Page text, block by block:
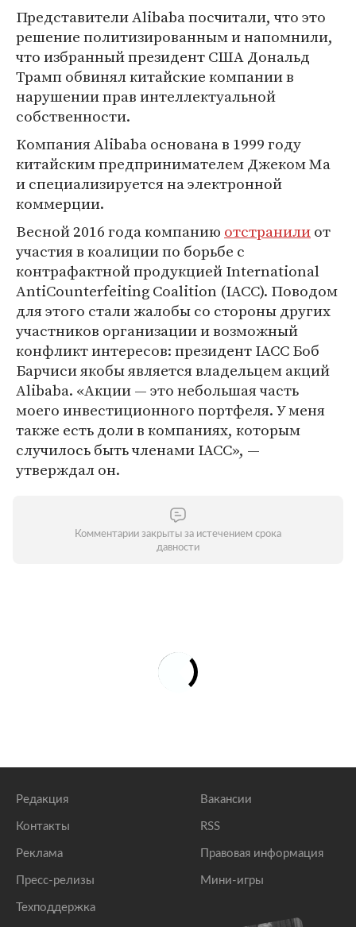
Представители Alibaba посчитали, что это
решение политизированным и напомнили,
что избранный президент США Дональд
Трамп обвинял китайские компании в
нарушении прав интеллектуальной
собственности.
Компания Alibaba основана в 1999 году
китайским предпринимателем Джеком Ма
и специализируется на электронной
коммерции.
Весной 2016 года компанию отстранилиот
участия в коалиции по борьбе с
контрафактной продукцией International
AntiCounterfeiting Coalition (IACC). Поводом
для этого стали жалобы со стороны других
участников организации и возможный
конфликт интересов: президент IACC Боб
Барчиси якобы является владельцем акций
Alibaba. «Акции — это небольшая часть
моего инвестиционного портфеля. У меня
также есть доли в компаниях, которым
случилось быть членами IACC», —
утверждал он.
Комментарии закрыты за истечением срока
давности
Редакция
Контакты
Реклама
Пресс-релизы
Техподдержка
Вакансии
RSS
Правовая информация
Мини-игры